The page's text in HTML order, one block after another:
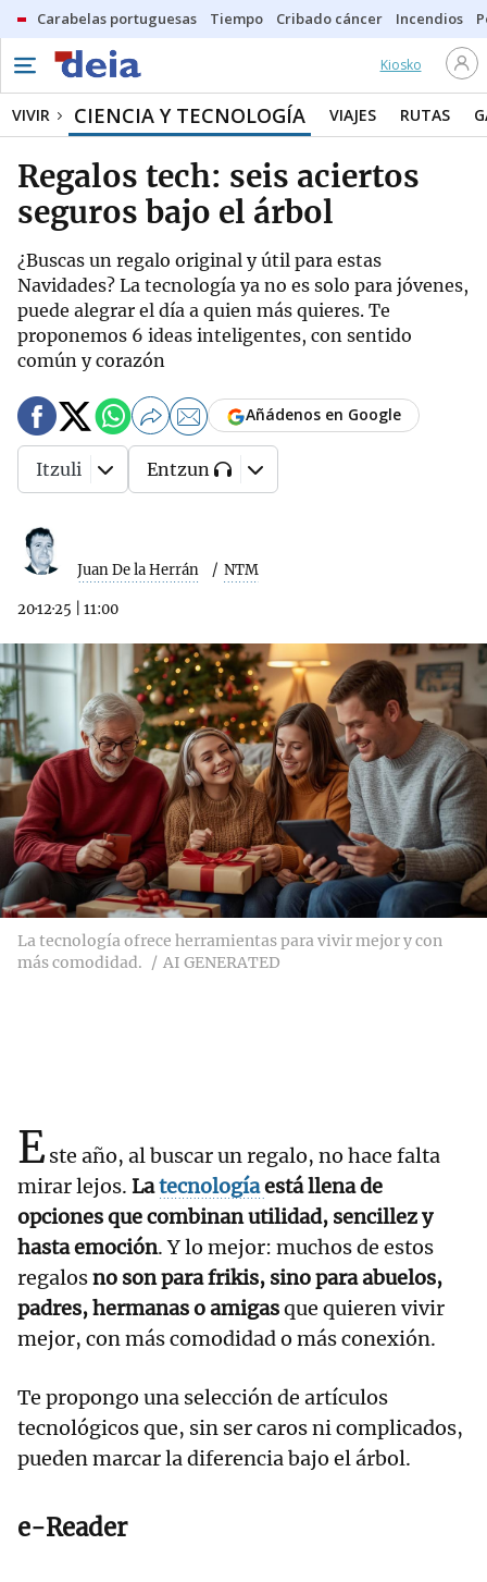
Carabelas portuguesas Tiempo Cribado cáncer Incendios
Kiosko
VIVIR CIENCIA Y TECNOLOGÍA VIAJES RUTAS
Regalos tech: seis aciertos
seguros bajo el árbol
¿Buscas un regalo original y útil para estas
Navidades? La tecnología ya no es solo para jóvenes,
puede alegrar el día a quien más quieres. Te
proponemos 6 ideas inteligentes, con sentido
común y corazón
Juan De la Herrán NTM
20·12·25 11:00
Añádenos en Google
Itzuli Entzun
La tecnología ofrece herramientas para vivir mejor y con
más comodidad.
AI GENERATED
Este año, al buscar un regalo, no hace falta
mirar lejos. Latecnologíaestá llena de
opciones que combinan utilidad, sencillez y
hasta emoción. Y lo mejor: muchos de estos
regalosno son para frikis, sino para abuelos,
padres, hermanas o amigasque quieren vivir
mejor, con más comodidad o más conexión.
Te propongo una selección de artículos
tecnológicos que, sin ser caros ni complicados,
pueden marcar la diferencia bajo el árbol.
e-Reader